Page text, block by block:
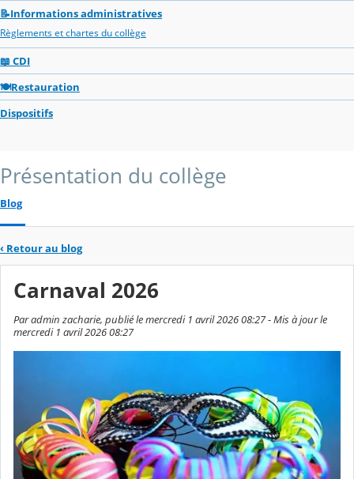
📝Informations administratives
Règlements et chartes du collège
📖 CDI
🍽️Restauration
Dispositifs
Présentation du collège
Blog
‹ Retour au blog
Carnaval 2026
Par admin zacharie, publié le mercredi 1 avril 2026 08:27 - Mis à jour le
mercredi 1 avril 2026 08:27